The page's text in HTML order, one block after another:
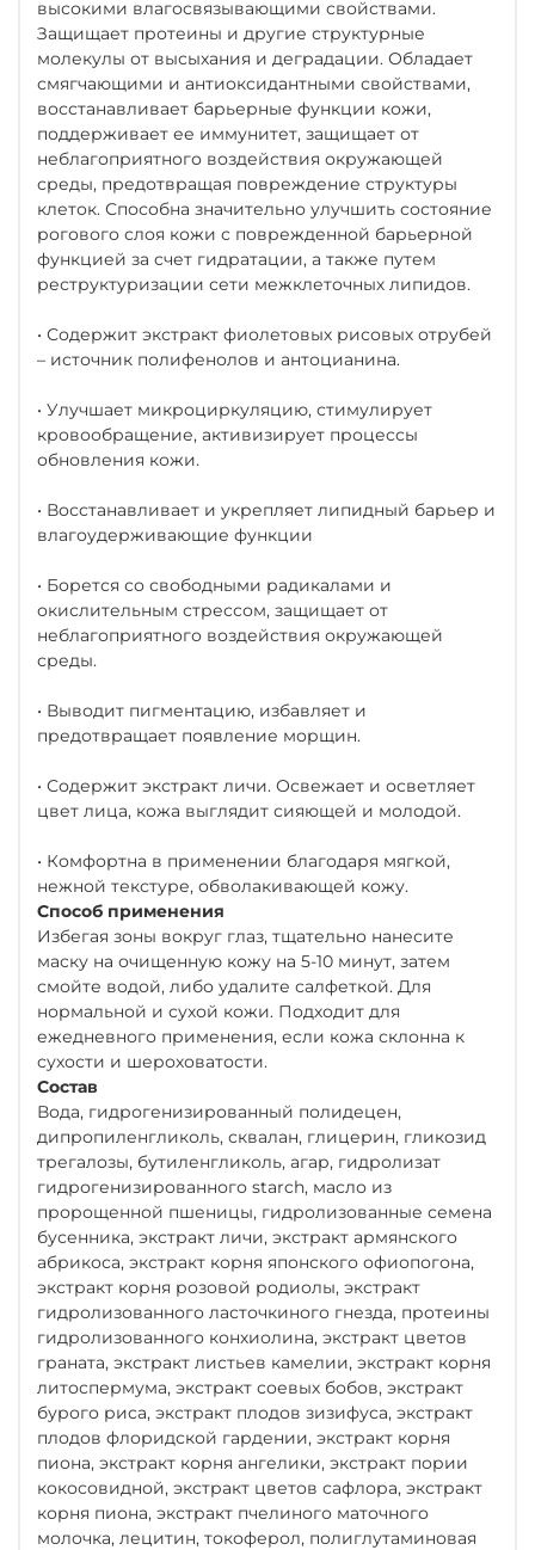
высокими влагосвязывающими свойствами.
Защищает протеины и другие структурные
молекулы от высыхания и деградации. Обладает
смягчающими и антиоксидантными свойствами,
восстанавливает барьерные функции кожи,
поддерживает ее иммунитет, защищает от
неблагоприятного воздействия окружающей
среды, предотвращая повреждение структуры
клеток. Способна значительно улучшить состояние
рогового слоя кожи с поврежденной барьерной
функцией за счет гидратации, а также путем
реструктуризации сети межклеточных липидов.
• Содержит экстракт фиолетовых рисовых отрубей
– источник полифенолов и антоцианина.
• Улучшает микроциркуляцию, стимулирует
кровообращение, активизирует процессы
обновления кожи.
• Восстанавливает и укрепляет липидный барьер и
влагоудерживающие функции
• Борется со свободными радикалами и
окислительным стрессом, защищает от
неблагоприятного воздействия окружающей
среды.
• Выводит пигментацию, избавляет и
предотвращает появление морщин.
• Содержит экстракт личи. Освежает и осветляет
цвет лица, кожа выглядит сияющей и молодой.
• Комфортна в применении благодаря мягкой,
нежной текстуре, обволакивающей кожу.
Способ применения
Избегая зоны вокруг глаз, тщательно нанесите
маску на очищенную кожу на 5-10 минут, затем
смойте водой, либо удалите салфеткой. Для
нормальной и сухой кожи. Подходит для
ежедневного применения, если кожа склонна к
сухости и шероховатости.
Состав
Вода, гидрогенизированный полидецен,
дипропиленгликоль, сквалан, глицерин, гликозид
трегалозы, бутиленгликоль, агар, гидролизат
гидрогенизированного starch, масло из
пророщенной пшеницы, гидролизованные семена
бусенника, экстракт личи, экстракт армянского
абрикоса, экстракт корня японского офиопогона,
экстракт корня розовой родиолы, экстракт
гидролизованного ласточкиного гнезда, протеины
гидролизованного конхиолина, экстракт цветов
граната, экстракт листьев камелии, экстракт корня
литоспермума, экстракт соевых бобов, экстракт
бурого риса, экстракт плодов зизифуса, экстракт
плодов флоридской гардении, экстракт корня
пиона, экстракт корня ангелики, экстракт пории
кокосовидной, экстракт цветов сафлора, экстракт
корня пиона, экстракт пчелиного маточного
молочка, лецитин, токоферол, полиглутаминовая